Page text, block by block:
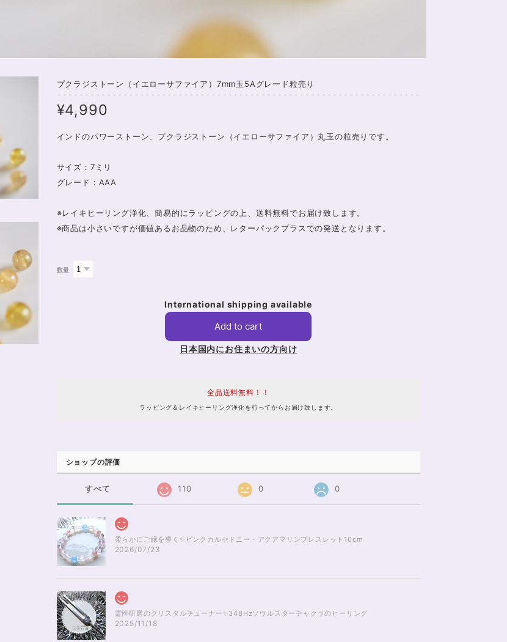
プクラジストーン（イエローサファイア）7mm玉5Aグレード粒売り
¥4,990
インドのパワーストーン、プクラジストーン（イエローサファイア）丸玉の粒売りです。
サイズ：7ミリ
グレード：AAA
※レイキヒーリング浄化、簡易的にラッピングの上、送料無料でお届け致します。
※商品は小さいですが価値あるお品物のため、レターパックプラスでの発送となります。
数量
International shipping available
Add to cart
日本国内にお住まいの方向け
全品送料無料！！
ラッピング＆レイキヒーリング浄化を行ってからお届け致します。
ショップの評価
すべて 110 0 0
柔らかにご縁を導く✨ピンクカルセドニー・アクアマリンブレスレット16cm
2026/07/23
霊性研磨のクリスタルチューナー✨348Hzソウルスターチャクラのヒーリング
2025/11/18